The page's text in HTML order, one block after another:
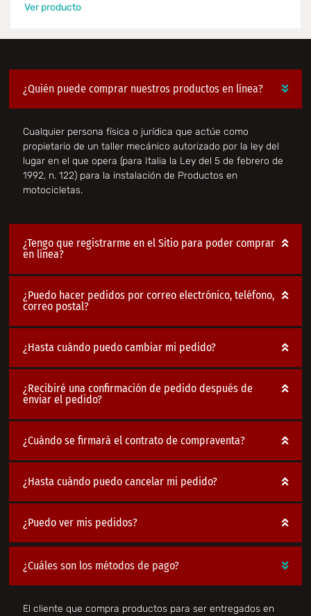
Ver producto
¿Quién puede comprar nuestros productos en línea?
Cualquier persona física o jurídica que actúe como
propietario de un taller mecánico autorizado por la ley del
lugar en el que opera (para Italia la Ley del 5 de febrero de
1992, n. 122) para la instalación de Productos en
motocicletas.
¿Tengo que registrarme en el Sitio para poder comprar
en línea?
¿Puedo hacer pedidos por correo electrónico, teléfono,
correo postal?
¿Hasta cuándo puedo cambiar mi pedido?
¿Recibiré una confirmación de pedido después de
enviar el pedido?
¿Cuándo se firmará el contrato de compraventa?
¿Hasta cuándo puedo cancelar mi pedido?
¿Puedo ver mis pedidos?
¿Cuáles son los métodos de pago?
El cliente que compra productos para ser entregados en